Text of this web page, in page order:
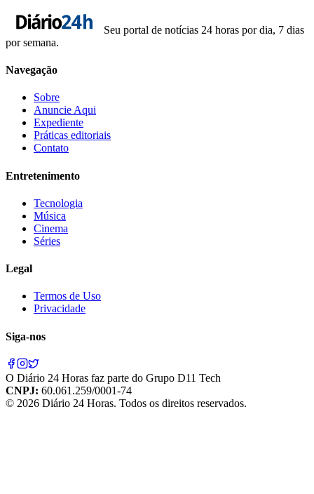
Seu portal de notícias 24 horas por dia, 7 dias
por semana.
Navegação
Sobre
Anuncie Aqui
Expediente
Práticas editoriais
Contato
Entretenimento
Tecnologia
Música
Cinema
Séries
Legal
Termos de Uso
Privacidade
Siga-nos
O Diário 24 Horas faz parte do Grupo D11 Tech
CNPJ: 60.061.259/0001-74
© 2026 Diário 24 Horas. Todos os direitos reservados.